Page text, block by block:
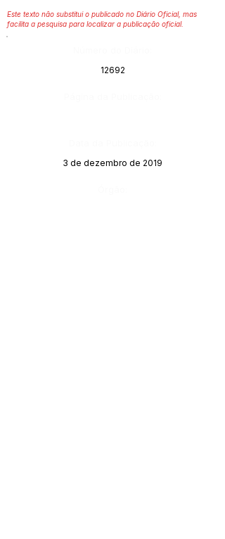
Este texto não substitui o publicado no Diário Oficial, mas
facilita a pesquisa para localizar a publicação oficial.
12692
3 de dezembro de 2019